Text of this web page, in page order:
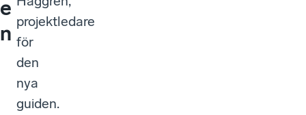
e
n projektledare
för
den
nya
guiden.